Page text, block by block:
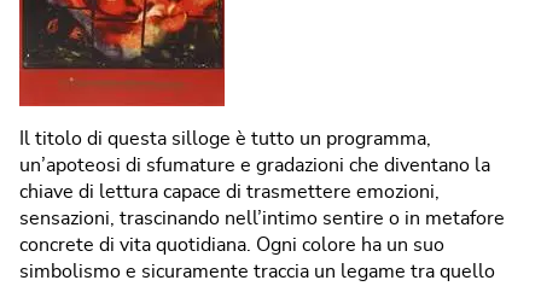
Il titolo di questa silloge è tutto un programma,
un’apoteosi di sfumature e gradazioni che diventano la
chiave di lettura capace di trasmettere emozioni,
sensazioni, trascinando nell’intimo sentire o in metafore
concrete di vita quotidiana. Ogni colore ha un suo
simbolismo e sicuramente traccia un legame tra quello